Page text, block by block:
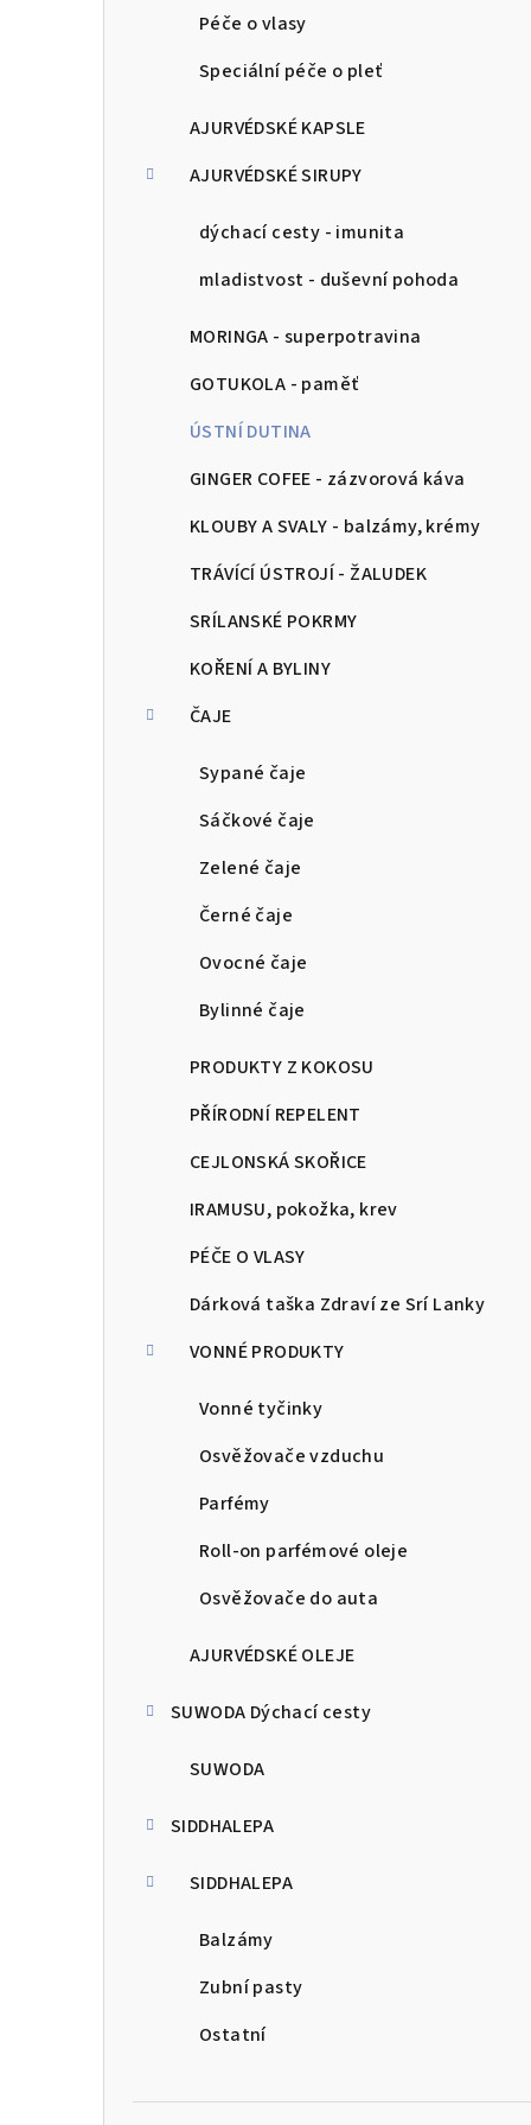
Péče o vlasy
Speciální péče o pleť
AJURVÉDSKÉ KAPSLE
AJURVÉDSKÉ SIRUPY
dýchací cesty - imunita
mladistvost - duševní pohoda
MORINGA - superpotravina
GOTUKOLA - paměť
ÚSTNÍ DUTINA
GINGER COFEE - zázvorová káva
KLOUBY A SVALY - balzámy, krémy
TRÁVÍCÍ ÚSTROJÍ - ŽALUDEK
SRÍLANSKÉ POKRMY
KOŘENÍ A BYLINY
ČAJE
Sypané čaje
Sáčkové čaje
Zelené čaje
Černé čaje
Ovocné čaje
Bylinné čaje
PRODUKTY Z KOKOSU
PŘÍRODNÍ REPELENT
CEJLONSKÁ SKOŘICE
IRAMUSU, pokožka, krev
PÉČE O VLASY
Dárková taška Zdraví ze Srí Lanky
VONNÉ PRODUKTY
Vonné tyčinky
Osvěžovače vzduchu
Parfémy
Roll-on parfémové oleje
Osvěžovače do auta
AJURVÉDSKÉ OLEJE
SUWODA Dýchací cesty
SUWODA
SIDDHALEPA
SIDDHALEPA
Balzámy
Zubní pasty
Ostatní